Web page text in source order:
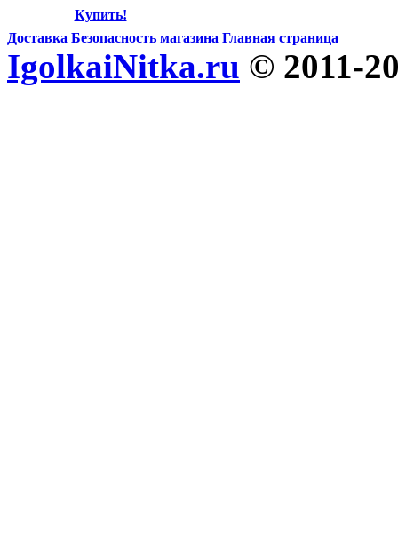
Купить!
Доставка Безопасность магазина Главная страница
IgolkaiNitka.ru © 2011-